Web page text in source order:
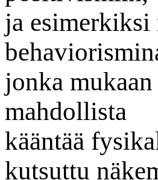
ja
jonka
mahdollista
kääntää
kutsuttu